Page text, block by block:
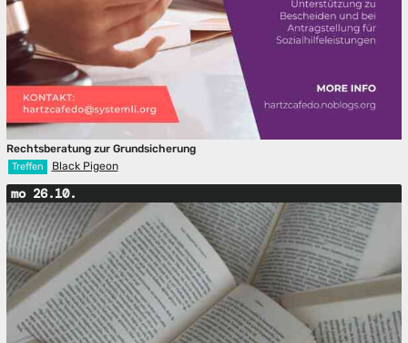
Rechtsberatung zur Grundsicherung
Treffen Black Pigeon
mo 26.10.